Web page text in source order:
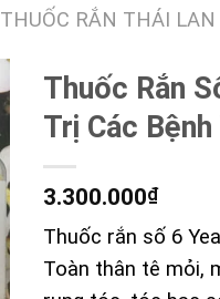
THUỐC RẮN THÁI LAN
Thuốc Rắn
Trị Các
3.300.000₫
Thuốc rắn số 6
Toàn thân tê mỏi,